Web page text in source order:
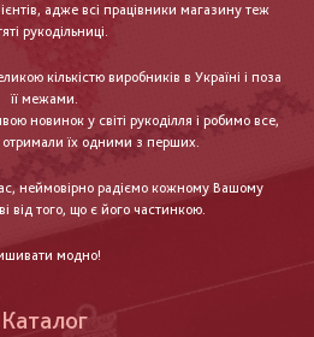
адже всі працівники магазину теж
рукодільниці.
кількістю виробників в Україні і поза
її межами.
новинок у світі рукоділля і робимо все,
отримали їх одними з перших.
неймовірно радіємо кожному Вашому
від того, що є його частинкою.
модно!
Каталог